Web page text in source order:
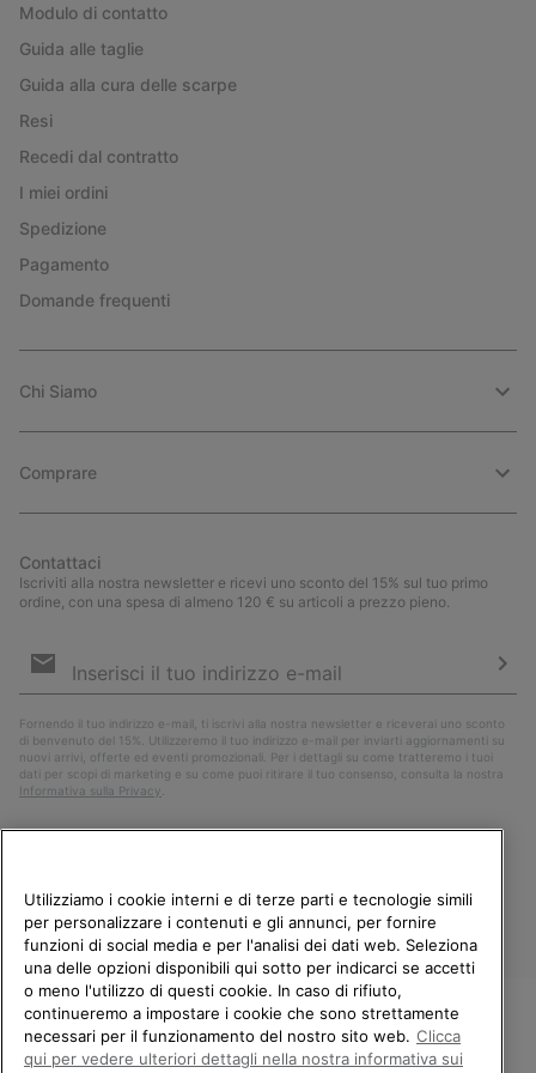
Modulo di contatto
Guida alle taglie
Guida alla cura delle scarpe
Resi
Recedi dal contratto
I miei ordini
Spedizione
Pagamento
Domande frequenti
Chi Siamo
Comprare
Contattaci
Iscriviti alla nostra newsletter e ricevi uno sconto del 15% sul tuo primo
ordine, con una spesa di almeno 120 € su articoli a prezzo pieno.
e-
Fornendo il tuo indirizzo e-mail, ti iscrivi alla nostra newsletter e riceverai uno sconto
di benvenuto del 15%. Utilizzeremo il tuo indirizzo e-mail per inviarti aggiornamenti su
nuovi arrivi, offerte ed eventi promozionali. Per i dettagli su come tratteremo i tuoi
dati per scopi di marketing e su come puoi ritirare il tuo consenso, consulta la nostra
Informativa sulla Privacy
Italia
©2026Columbia Sportswear Company. Avenue des Morgines, 12 1213
BENVENUTO/A IN SOREL.
Utilizziamo i cookie interni e di terze parti e tecnologie simili
per personalizzare i contenuti e gli annunci, per fornire
funzioni di social media e per l'analisi dei dati web. Seleziona
una delle opzioni disponibili qui sotto per indicarci se accetti
o meno l'utilizzo di questi cookie. In caso di rifiuto,
continueremo a impostare i cookie che sono strettamente
necessari per il funzionamento del nostro sito web. Clicca
qui per vedere ulteriori dettagli nella nostra informativa sui